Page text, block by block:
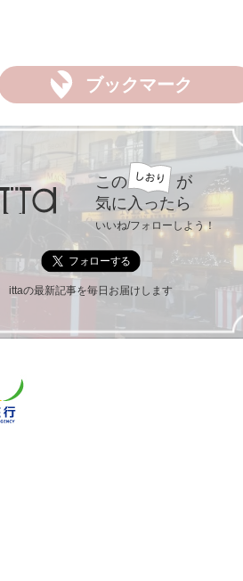
ブックマーク
この
が
気に入ったら
いいね/フォローしよう！
ittaの最新記事を毎日お届けします